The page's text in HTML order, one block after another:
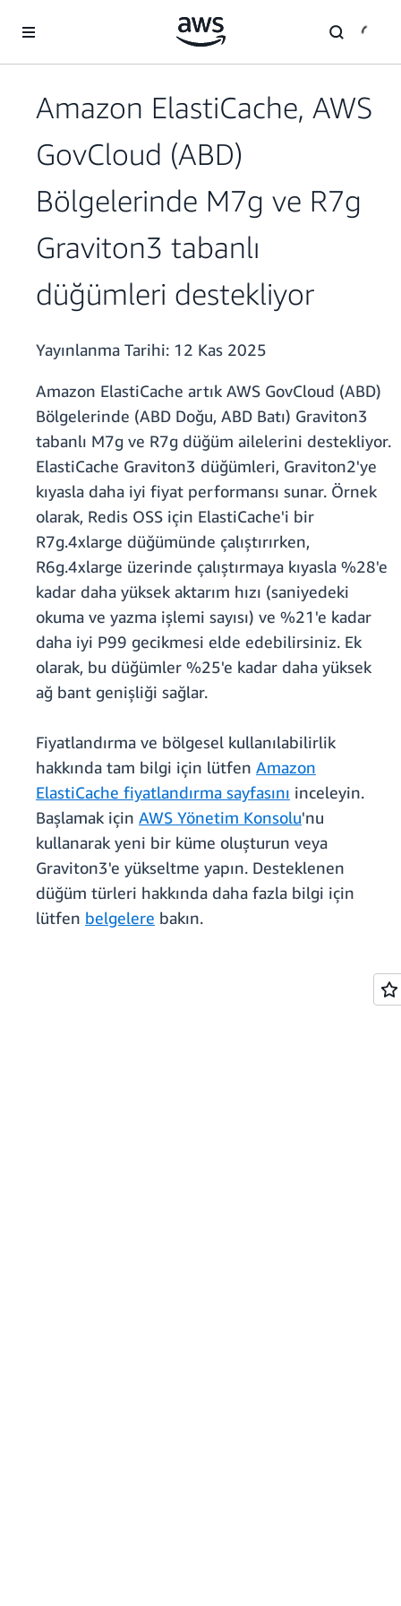
Amazon ElastiCache, AWS
GovCloud (ABD)
Bölgelerinde M7g ve R7g
Graviton3 tabanlı
düğümleri destekliyor
Yayınlanma Tarihi: 12 Kas 2025
Amazon ElastiCache artık AWS GovCloud (ABD)
Bölgelerinde (ABD Doğu, ABD Batı) Graviton3
tabanlı M7g ve R7g düğüm ailelerini destekliyor.
ElastiCache Graviton3 düğümleri, Graviton2'ye
kıyasla daha iyi fiyat performansı sunar. Örnek
olarak, Redis OSS için ElastiCache'i bir
R7g.4xlarge düğümünde çalıştırırken,
R6g.4xlarge üzerinde çalıştırmaya kıyasla %28'e
kadar daha yüksek aktarım hızı (saniyedeki
okuma ve yazma işlemi sayısı) ve %21'e kadar
daha iyi P99 gecikmesi elde edebilirsiniz. Ek
olarak, bu düğümler %25'e kadar daha yüksek
ağ bant genişliği sağlar.
Fiyatlandırma ve bölgesel kullanılabilirlik
hakkında tam bilgi için lütfen Amazon
ElastiCache fiyatlandırma sayfasını inceleyin.
Başlamak için AWS Yönetim Konsolu'nu
kullanarak yeni bir küme oluşturun veya
Graviton3'e yükseltme yapın. Desteklenen
düğüm türleri hakkında daha fazla bilgi için
lütfen belgelere bakın.